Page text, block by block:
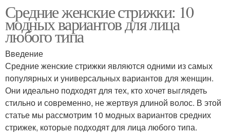
Средние женские стрижки: 10
модных вариантов для лица
любого типа
Введение
Средние женские стрижки являются одними из самых
популярных и универсальных вариантов для женщин.
Они идеально подходят для тех, кто хочет выглядеть
стильно и современно, не жертвуя длиной волос. В этой
статье мы рассмотрим 10 модных вариантов средних
стрижек, которые подходят для лица любого типа.